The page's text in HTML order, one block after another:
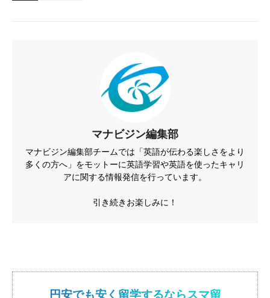
マナビジン編集部
マナビジン編集部チームでは「英語が伝わる楽しさをより
多くの方へ」をモットーに英語学習や英語を使ったキャリ
アに関する情報発信を行っています。
引き続きお楽しみに！
円安でも安く留学するならスマ留